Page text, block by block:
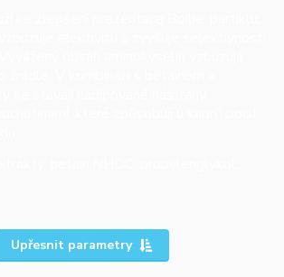
Upřesnit parametry